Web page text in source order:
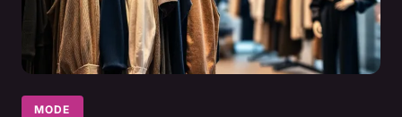
MODE